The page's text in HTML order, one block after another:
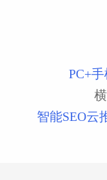
PC+
智能SEO云